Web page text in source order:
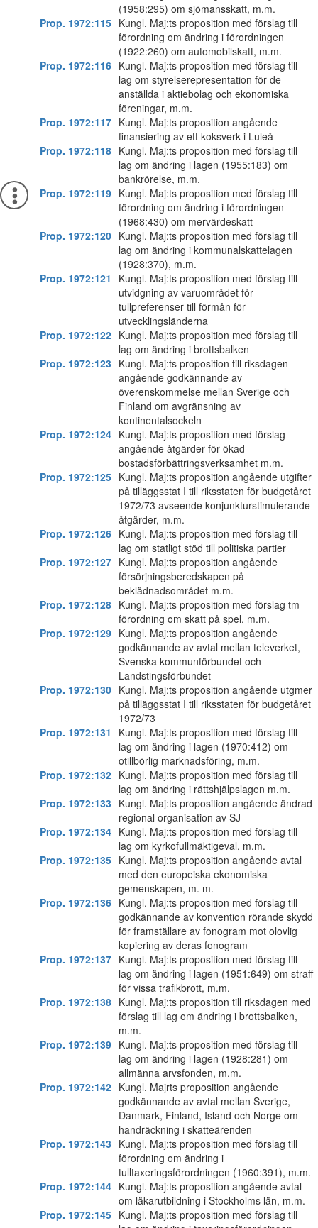
(1958:295) om sjömansskatt, m.m.
Prop. 1972:115 Kungl. Maj:ts proposition med förslag till
förordning om ändring i förordningen
(1922:260) om automobilskatt, m.m.
Prop. 1972:116 Kungl. Maj:ts proposition med förslag till
lag om styrelserepresentation för de
anställda i aktiebolag och ekonomiska
föreningar, m.m.
Prop. 1972:117 Kungl. Maj:ts proposition angående
finansiering av ett koksverk i Luleå
Prop. 1972:118 Kungl. Maj:ts proposition med förslag till
lag om ändring i lagen (1955:183) om
bankrörelse, m.m.
Prop. 1972:119 Kungl. Maj:ts proposition med förslag till
förordning om ändring i förordningen
(1968:430) om mervärdeskatt
Prop. 1972:120 Kungl. Maj:ts proposition med förslag till
lag om ändring i kommunalskattelagen
(1928:370), m.m.
Prop. 1972:121
Kungl. Maj:ts proposition med förslag till
utvidgning av varuområdet för
tullpreferenser till förmån för
utvecklingsländerna
Prop. 1972:122 Kungl. Maj:ts proposition med förslag till
lag om ändring i brottsbalken
Prop. 1972:123 Kungl. Maj:ts proposition till riksdagen
angående godkännande av
överenskommelse mellan Sverige och
Finland om avgränsning av
kontinentalsockeln
Prop. 1972:124 Kungl. Maj:ts proposition med förslag
angående åtgärder för ökad
bostadsförbättringsverksamhet m.m.
Prop. 1972:125 Kungl. Maj:ts proposition angående utgifter
på tilläggsstat I till riksstaten för budgetåret
1972/73 avseende konjunkturstimulerande
åtgärder, m.m.
Prop. 1972:126 Kungl. Maj:ts proposition med förslag till
lag om statligt stöd till politiska partier
Prop. 1972:127 Kungl. Maj:ts proposition angående
försörjningsberedskapen på
beklädnadsområdet m.m.
Prop. 1972:128 Kungl. Maj:ts proposition med förslag tm
förordning om skatt på spel, m.m.
Prop. 1972:129 Kungl. Maj:ts proposition angående
godkännande av avtal mellan televerket,
Svenska kommunförbundet och
Landstingsförbundet
Prop. 1972:130 Kungl. Maj:ts proposition angående utgmer
på tilläggsstat I till riksstaten för budgetåret
1972/73
Prop. 1972:131
Kungl. Maj:ts proposition med förslag till
lag om ändring i lagen (1970:412) om
otillbörlig marknadsföring, m.m.
Prop. 1972:132 Kungl. Maj:ts proposition med förslag till
lag om ändring i rättshjälpslagen m.m.
Prop. 1972:133 Kungl. Maj:ts proposition angående ändrad
regional organisation av SJ
Prop. 1972:134 Kungl. Maj:ts proposition med förslag till
lag om kyrkofullmäktigeval, m.m.
Prop. 1972:135 Kungl. Maj:ts proposition angående avtal
med den europeiska ekonomiska
gemenskapen, m. m.
Prop. 1972:136 Kungl. Maj:ts proposition med förslag till
godkännande av konvention rörande skydd
för framställare av fonogram mot olovlig
kopiering av deras fonogram
Prop. 1972:137 Kungl. Maj:ts proposition med förslag till
lag om ändring i lagen (1951:649) om straff
för vissa trafikbrott, m.m.
Prop. 1972:138 Kungl. Maj:ts proposition till riksdagen med
förslag till lag om ändring i brottsbalken,
m.m.
Prop. 1972:139 Kungl. Maj:ts proposition med förslag till
lag om ändring i lagen (1928:281) om
allmänna arvsfonden, m.m.
Prop. 1972:142 Kungl. Majrts proposition angående
godkännande av avtal mellan Sverige,
Danmark, Finland, Island och Norge om
handräckning i skatteärenden
Prop. 1972:143 Kungl. Maj:ts proposition med förslag till
förordning om ändring i
tulltaxeringsförordningen (1960:391), m.m.
Prop. 1972:144 Kungl. Maj:ts proposition angående avtal
om läkarutbildning i Stockholms län, m.m.
Prop. 1972:145 Kungl. Maj:ts proposition med förslag till